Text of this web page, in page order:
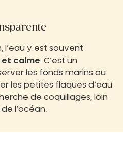
l’eau y est souvent
et calme. C’est un
les fonds marins ou
les petites flaques d’eau
de coquillages, loin
l’océan.